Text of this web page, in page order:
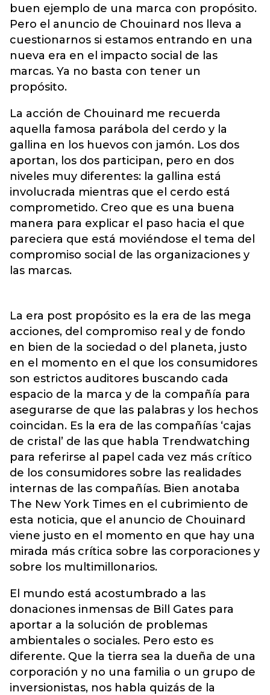
buen ejemplo de una marca con propósito.
Pero el anuncio de Chouinard nos lleva a
cuestionarnos si estamos entrando en una
nueva era en el impacto social de las
marcas. Ya no basta con tener un
propósito.
La acción de Chouinard me recuerda
aquella famosa parábola del cerdo y la
gallina en los huevos con jamón. Los dos
aportan, los dos participan, pero en dos
niveles muy diferentes: la gallina está
involucrada mientras que el cerdo está
comprometido. Creo que es una buena
manera para explicar el paso hacia el que
pareciera que está moviéndose el tema del
compromiso social de las organizaciones y
las marcas.
La era post propósito es la era de las mega
acciones, del compromiso real y de fondo
en bien de la sociedad o del planeta, justo
en el momento en el que los consumidores
son estrictos auditores buscando cada
espacio de la marca y de la compañía para
asegurarse de que las palabras y los hechos
coincidan. Es la era de las compañías ‘cajas
de cristal’ de las que habla Trendwatching
para referirse al papel cada vez más crítico
de los consumidores sobre las realidades
internas de las compañías. Bien anotaba
The New York Times en el cubrimiento de
esta noticia, que el anuncio de Chouinard
viene justo en el momento en que hay una
mirada más crítica sobre las corporaciones y
sobre los multimillonarios.
El mundo está acostumbrado a las
donaciones inmensas de Bill Gates para
aportar a la solución de problemas
ambientales o sociales. Pero esto es
diferente. Que la tierra sea la dueña de una
corporación y no una familia o un grupo de
inversionistas, nos habla quizás de la